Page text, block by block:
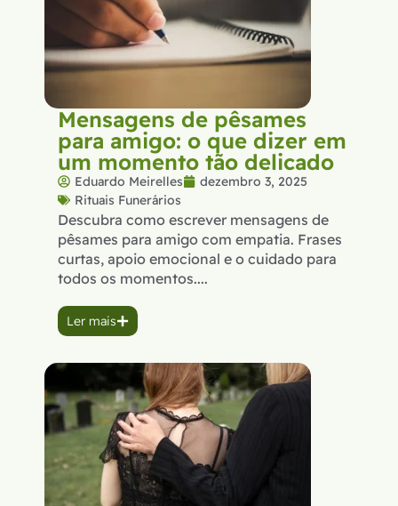
Mensagens de pêsames
para amigo: o que dizer em
um momento tão delicado
Eduardo Meirelles
dezembro 3, 2025
Rituais Funerários
Descubra como escrever mensagens de
pêsames para amigo com empatia. Frases
curtas, apoio emocional e o cuidado para
todos os momentos....
Ler mais